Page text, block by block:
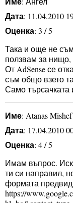
Дата: 11.04.2010
Оценка: 3 / 5
Така и още не
ползвам за нищо,
От AdSense се
съм общо взето
Само търсачката
Име: Atanas Mishef
Дата: 17.04.2010
Оценка: 4 / 5
Имам въпрос.
ти си направил,
формата
https://